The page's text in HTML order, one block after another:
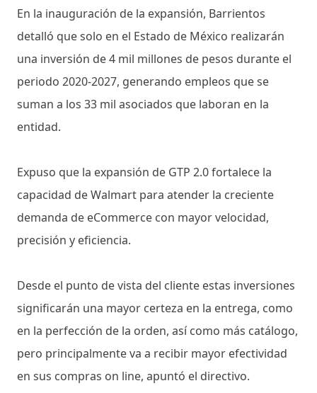
En la inauguración de la expansión, Barrientos
detalló que solo en el Estado de México realizarán
una inversión de 4 mil millones de pesos durante el
periodo 2020-2027, generando empleos que se
suman a los 33 mil asociados que laboran en la
entidad.
Expuso que la expansión de GTP 2.0 fortalece la
capacidad de Walmart para atender la creciente
demanda de eCommerce con mayor velocidad,
precisión y eficiencia.
Desde el punto de vista del cliente estas inversiones
significarán una mayor certeza en la entrega, como
en la perfección de la orden, así como más catálogo,
pero principalmente va a recibir mayor efectividad
en sus compras on line, apuntó el directivo.